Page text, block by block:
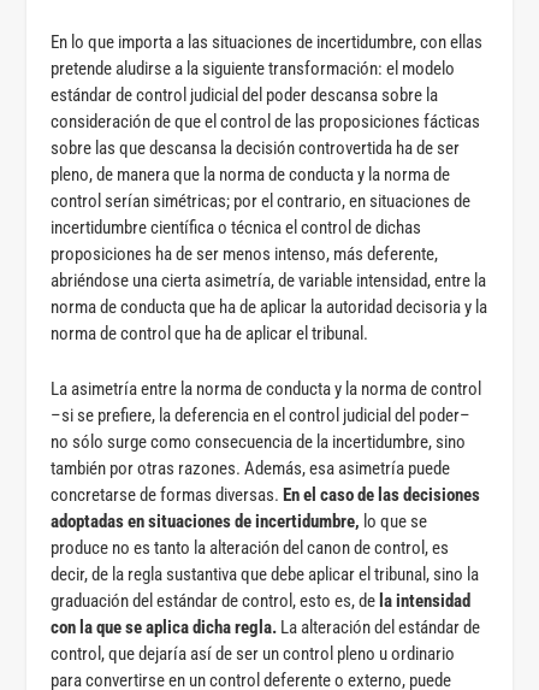
En lo que importa a las situaciones de incertidumbre, con ellas
pretende aludirse a la siguiente transformación: el modelo
estándar de control judicial del poder descansa sobre la
consideración de que el control de las proposiciones fácticas
sobre las que descansa la decisión controvertida ha de ser
pleno, de manera que la norma de conducta y la norma de
control serían simétricas; por el contrario, en situaciones de
incertidumbre científica o técnica el control de dichas
proposiciones ha de ser menos intenso, más deferente,
abriéndose una cierta asimetría, de variable intensidad, entre la
norma de conducta que ha de aplicar la autoridad decisoria y la
norma de control que ha de aplicar el tribunal.
La asimetría entre la norma de conducta y la norma de control
–si se prefiere, la deferencia en el control judicial del poder–
no sólo surge como consecuencia de la incertidumbre, sino
también por otras razones. Además, esa asimetría puede
concretarse de formas diversas.En el caso de las decisiones
adoptadas en situaciones de incertidumbre, lo que se
produce no es tanto la alteración del canon de control, es
decir, de la regla sustantiva que debe aplicar el tribunal, sino la
graduación del estándar de control, esto es, de la intensidad
con la que se aplica dicha regla. La alteración del estándar de
control, que dejaría así de ser un control pleno u ordinario
para convertirse en un control deferente o externo, puede